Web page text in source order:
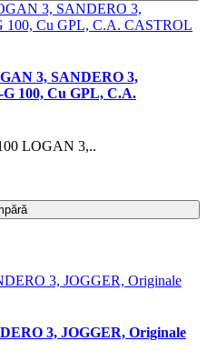
3, SANDERO 3,
100, Cu GPL, C.A.
LOGAN 3,..
3, JOGGER, Originale